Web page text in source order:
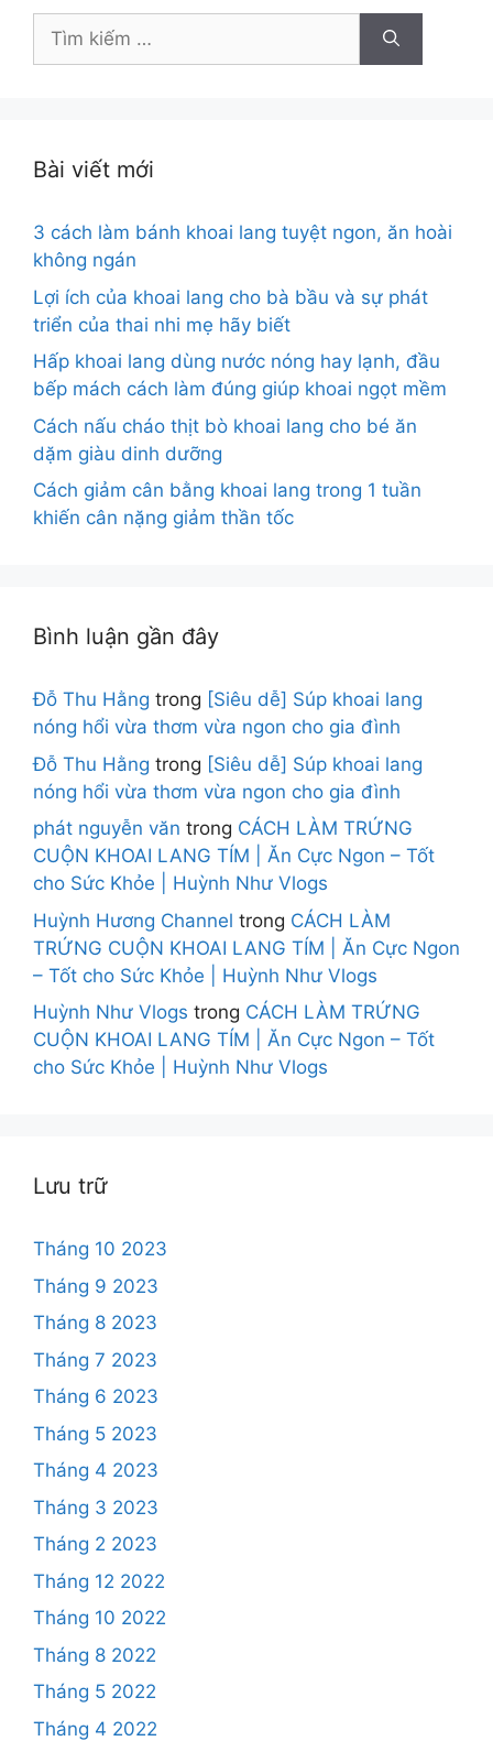
Tìm
Bài viết mới
3 cách làm bánh khoai lang tuyệt ngon, ăn hoài
không ngán
Lợi ích của khoai lang cho bà bầu và sự phát
triển của thai nhi mẹ hãy biết
Hấp khoai lang dùng nước nóng hay lạnh, đầu
bếp mách cách làm đúng giúp khoai ngọt mềm
Cách nấu cháo thịt bò khoai lang cho bé ăn
dặm giàu dinh dưỡng
Cách giảm cân bằng khoai lang trong 1 tuần
khiến cân nặng giảm thần tốc
Bình luận gần đây
Đỗ Thu Hằng trong [Siêu dễ] Súp khoai lang
nóng hổi vừa thơm vừa ngon cho gia đình
Đỗ Thu Hằng trong [Siêu dễ] Súp khoai lang
nóng hổi vừa thơm vừa ngon cho gia đình
phát nguyễn văn trong CÁCH LÀM TRỨNG
CUỘN KHOAI LANG TÍM | Ăn Cực Ngon – Tốt
cho Sức Khỏe | Huỳnh Như Vlogs
Huỳnh Hương Channel trong CÁCH LÀM
TRỨNG CUỘN KHOAI LANG TÍM | Ăn Cực Ngon
– Tốt cho Sức Khỏe | Huỳnh Như Vlogs
Huỳnh Như Vlogs trong CÁCH LÀM TRỨNG
CUỘN KHOAI LANG TÍM | Ăn Cực Ngon – Tốt
cho Sức Khỏe | Huỳnh Như Vlogs
Lưu trữ
Tháng 10 2023
Tháng 9 2023
Tháng 8 2023
Tháng 7 2023
Tháng 6 2023
Tháng 5 2023
Tháng 4 2023
Tháng 3 2023
Tháng 2 2023
Tháng 12 2022
Tháng 10 2022
Tháng 8 2022
Tháng 5 2022
Tháng 4 2022